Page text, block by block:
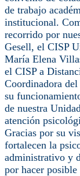
de trabajo
institucional.
recorrido por
Gesell, el CISP
María Elena
el CISP a
Coordinadora
su
de nuestra
atención
Gracias por su
fortalecen la
administrativo y
por hacer posible